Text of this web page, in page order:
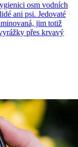
osm vodních
ani psi. Jedovaté
jim totiž
přes krvavý